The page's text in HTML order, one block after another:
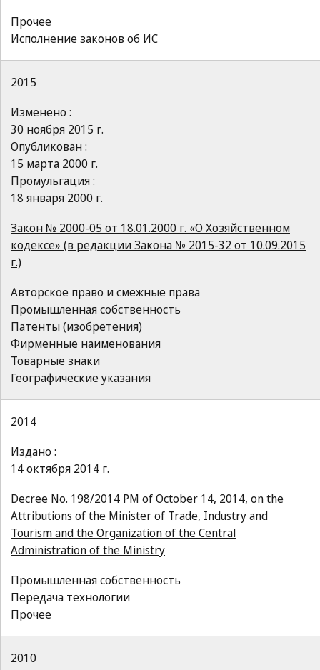
Прочее
Исполнение законов об ИС
2015
Изменено :
30 ноября 2015 г.
Опубликован :
15 марта 2000 г.
Промульгация :
18 января 2000 г.
Закон № 2000-05 от 18.01.2000 г. «О Хозяйственном
кодексе» (в редакции Закона № 2015-32 от 10.09.2015
г.)
Авторское право и смежные права
Промышленная собственность
Патенты (изобретения)
Фирменные наименования
Товарные знаки
Географические указания
2014
Издано :
14 октября 2014 г.
Decree No. 198/2014 PM of October 14, 2014, on the
Attributions of the Minister of Trade, Industry and
Tourism and the Organization of the Central
Administration of the Ministry
Промышленная собственность
Передача технологии
Прочее
2010